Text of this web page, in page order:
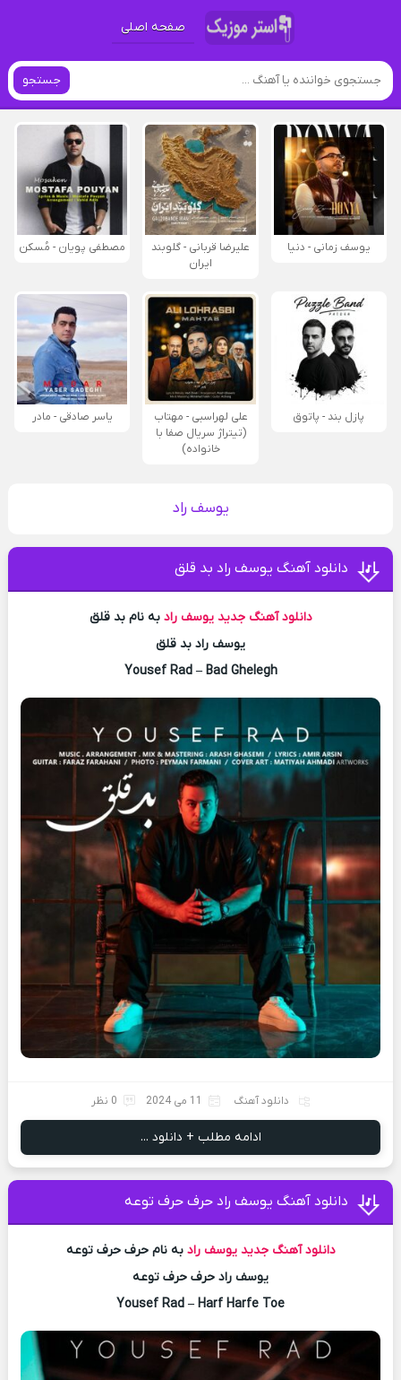
صفحه اصلی
جستجو
یوسف زمانی - دنیا
علیرضا قربانی - گلوبند
ایران
مصطفی پویان - مُسکن
پازل بند - پاتوق
علی لهراسبی - مهتاب
(تیتراژ سریال صفا با
خانواده)
یاسر صادقی - مادر
یوسف راد
دانلود آهنگ یوسف راد بد قلق
دانلود آهنگ جدید یوسف راد به نام بد قلق
یوسف راد بد قلق
Yousef Rad – Bad Ghelegh
دانلود آهنگ 11 می 2024 0 نظر
ادامه مطلب + دانلود ...
دانلود آهنگ یوسف راد حرف حرف توعه
دانلود آهنگ جدید یوسف راد به نام حرف حرف توعه
یوسف راد حرف حرف توعه
Yousef Rad – Harf Harfe Toe